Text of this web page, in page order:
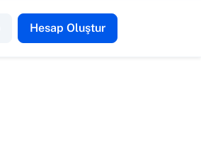
Hesap Oluştur